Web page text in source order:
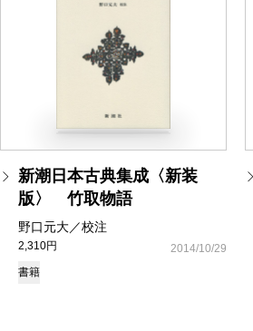
新潮日本古典集成〈新装
版〉 竹取物語
野口元大／校注
2,310円
2014/10/29
書籍